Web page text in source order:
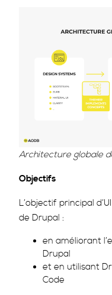
Architecture globale
Objectifs
L’objectif principal
de Drupal :
en améliorant
Drupal
et en utilisant
Code